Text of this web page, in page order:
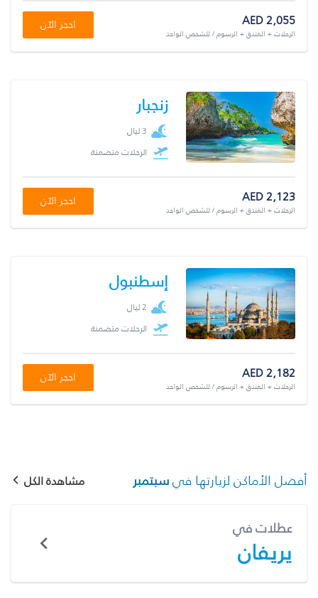
AED 2,055
الرحلات + الفندق + الرسوم / للشخص الواحد
احجز الآن
زنجبار
3 ليال
الرحلات متضمنة
AED 2,123
الرحلات + الفندق + الرسوم / للشخص الواحد
احجز الآن
إسطنبول
2 ليال
الرحلات متضمنة
AED 2,182
الرحلات + الفندق + الرسوم / للشخص الواحد
احجز الآن
أفضل الأماكن لزيارتها فيسبتمبر مشاهدة الكل
عطلات في
يريفان